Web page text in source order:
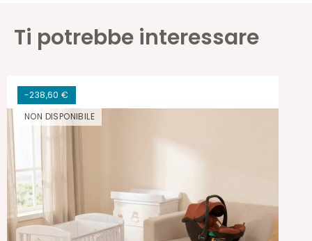
Ti potrebbe interessare
-238,60 €
NON DISPONIBILE